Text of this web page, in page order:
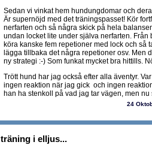
Sedan vi vinkat hem hundungdomar och
Är supernöjd med det träningspasset! Kör
nerfarten och så några skick på hela
undan locket lite under själva nerfarten. Från
köra kanske fem repetioner med lock och så
lägga tillbaka det några repetioner osv. Men
ny strategi :-) Som funkat mycket bra hittills.
Trött hund har jag också efter alla äventyr.
ingen reaktion när jag gick och ingen
han ha stenkoll på vad jag tar vägen, men nu
24
träning i elljus...